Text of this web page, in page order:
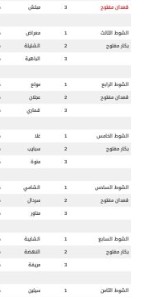
قعدان مفتوح
3 مبلش
الشوط الثالث 1 معراض
بكار مفتوح
2 الشليلة
3
الباهية
الشوط الرابع 1 مولع
قعدان مفتوح
2 عجلان
3
قماري
الشوط الخامس 1 غلا
بكار مفتوح
2 سبايب
3
منوة
الشوط السادس 1 الشامي
قعدان مفتوح
2 سردال
3
مناور
الشوط السابع 1 الشايبة
بكار مفتوح
2 النهضة
3
مريفة
الشوط الثامن 1 سيلين